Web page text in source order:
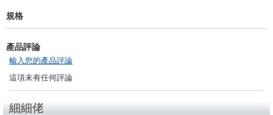
規格
產品評論
輸入您的產品評論
這項未有任何評論
細細佬